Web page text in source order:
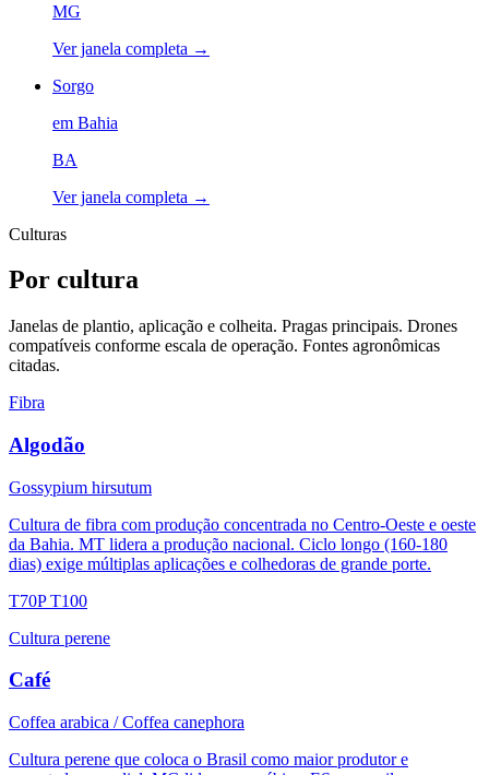
MG
Ver janela completa →
Sorgo
em Bahia
BA
Ver janela completa →
Culturas
Por cultura
Janelas de plantio, aplicação e colheita. Pragas principais. Drones
compatíveis conforme escala de operação. Fontes agronômicas
citadas.
Fibra
Algodão
Gossypium hirsutum
Cultura de fibra com produção concentrada no Centro-Oeste e oeste
da Bahia. MT lidera a produção nacional. Ciclo longo (160-180
dias) exige múltiplas aplicações e colhedoras de grande porte.
T70PT100
Cultura perene
Café
Coffea arabica / Coffea canephora
Cultura perene que coloca o Brasil como maior produtor e